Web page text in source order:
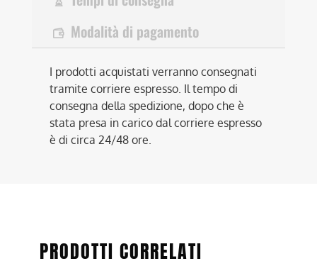
Modalità di pagamento
I prodotti acquistati verranno consegnati
tramite corriere espresso. Il tempo di
consegna della spedizione, dopo che è
stata presa in carico dal corriere espresso
è di circa 24/48 ore.
PRODOTTI CORRELATI